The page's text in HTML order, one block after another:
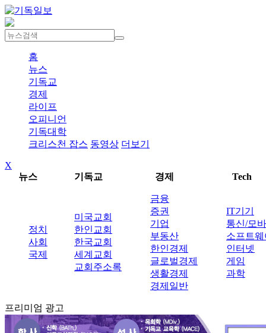
홈
뉴스
기독교
경제
라이프
오피니언
기독대학
크리스천 잡스 동영상 더보기
X
뉴스
기독교 경제 Tech
정치
사회
국제
미국교회
한인교회
한국교회
세계교회
교회주소록
금융
증권
기업
부동산
한인경제
글로벌경제
생활경제
경제일반
IT기기
통신/모
소프트웨
인터넷
게임
과학
프리미엄 광고